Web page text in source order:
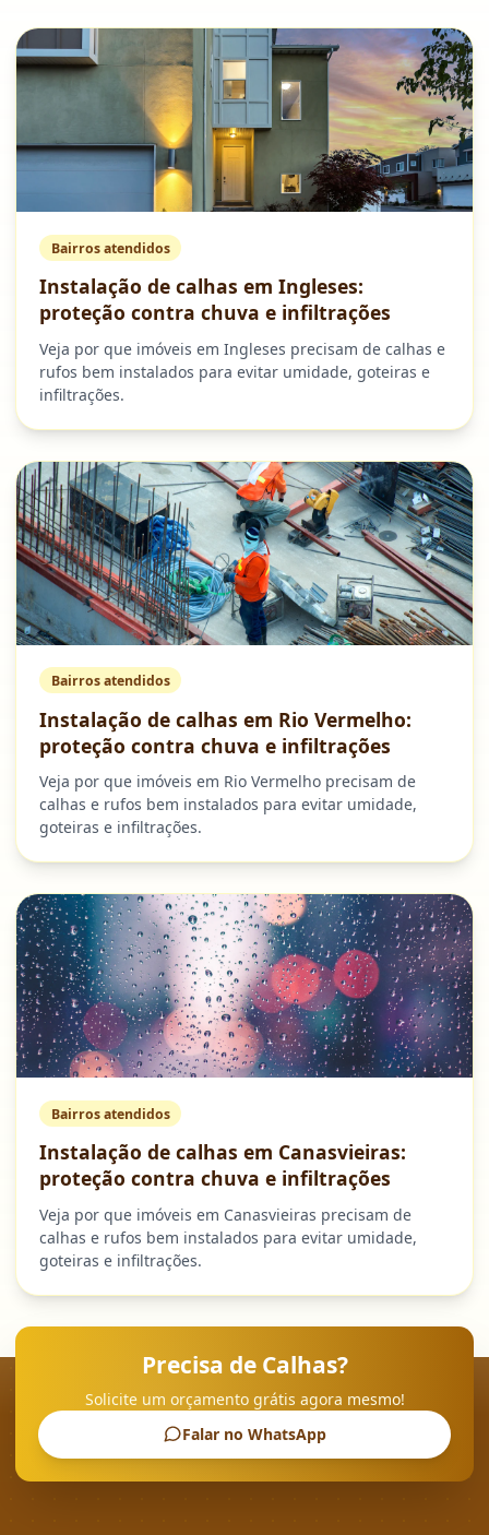
Bairros atendidos
Instalação de calhas em Ingleses:
proteção contra chuva e infiltrações
Veja por que imóveis em Ingleses precisam de calhas e
rufos bem instalados para evitar umidade, goteiras e
infiltrações.
Bairros atendidos
Instalação de calhas em Rio Vermelho:
proteção contra chuva e infiltrações
Veja por que imóveis em Rio Vermelho precisam de
calhas e rufos bem instalados para evitar umidade,
goteiras e infiltrações.
Bairros atendidos
Instalação de calhas em Canasvieiras:
proteção contra chuva e infiltrações
Veja por que imóveis em Canasvieiras precisam de
calhas e rufos bem instalados para evitar umidade,
goteiras e infiltrações.
Precisa de Calhas?
Solicite um orçamento grátis agora mesmo!
Falar no WhatsApp